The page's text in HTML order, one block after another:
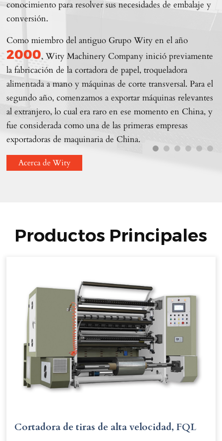
conocimiento para resolver sus necesidades de embalaje y
conversión.
Como miembro del antiguo Grupo Wity en el año
2000, Wity Machinery Company inició previamente
la fabricación de la cortadora de papel, troqueladora
alimentada a mano y máquinas de corte transversal. Para el
segundo año, comenzamos a exportar máquinas relevantes
al extranjero, lo cual era raro en ese momento en China, y
fue considerada como una de las primeras empresas
exportadoras de maquinaria de China.
Acerca de Wity
Productos Principales
Cortadora de tiras de alta velocidad, FQL